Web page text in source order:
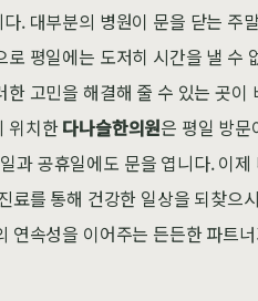
. 대부분의 병원이 문을 닫는 주
평일에는 도저히 시간을 낼 수
한 고민을 해결해 줄 수 있는 곳이
위치한다나슬한의원은 평일 방
과 공휴일에도 문을 엽니다. 이
료를 통해 건강한 일상을 되찾으
연속성을 이어주는 든든한 파트